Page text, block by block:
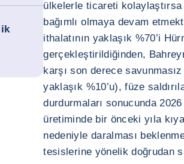
ülkelerle ticareti
bağımlı olmaya devam
ithalatının yaklaşık %70’i
gerçekleştirildiğinden,
karşı son derece
yaklaşık %10’u), füze
durdurmaları sonucunda
üretiminde bir önceki yıla
nedeniyle daralması
tesislerine yönelik doğrudan